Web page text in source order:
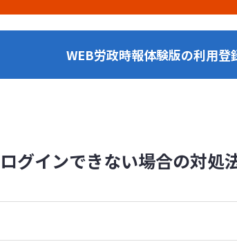
WEB労政時報体験版の利用登
ログインできない場合の対処